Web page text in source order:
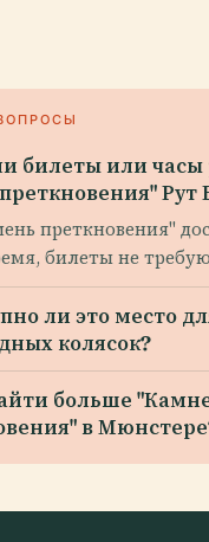
билеты или
Рут
преткновения"
билеты не
ли это место
колясок?
больше
в